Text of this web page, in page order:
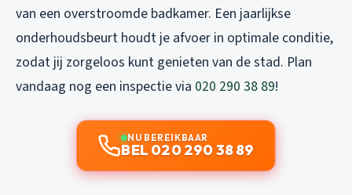
van een overstroomde badkamer. Een jaarlijkse
onderhoudsbeurt houdt je afvoer in optimale conditie,
zodat jij zorgeloos kunt genieten van de stad. Plan
vandaag nog een inspectie via 020 290 38 89!
NU BEREIKBAAR
BEL 020 290 38 89